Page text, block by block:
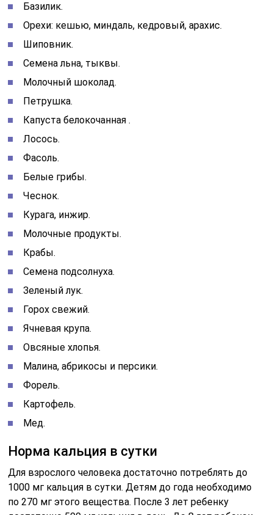
Базилик.
Орехи: кешью, миндаль, кедровый, арахис.
Шиповник.
Семена льна, тыквы.
Молочный шоколад.
Петрушка.
Капуста белокочанная .
Лосось.
Фасоль.
Белые грибы.
Чеснок.
Курага, инжир.
Молочные продукты.
Крабы.
Семена подсолнуха.
Зеленый лук.
Горох свежий.
Ячневая крупа.
Овсяные хлопья.
Малина, абрикосы и персики.
Форель.
Картофель.
Мед.
Норма кальция в сутки
Для взрослого человека достаточно потреблять до
1000 мг кальция в сутки. Детям до года необходимо
по 270 мг этого вещества. После 3 лет ребенку